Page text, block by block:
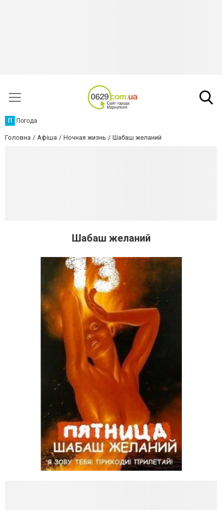
П Погода
Головна Афіша Ночная жизнь Шабаш желаний
Шабаш желаний